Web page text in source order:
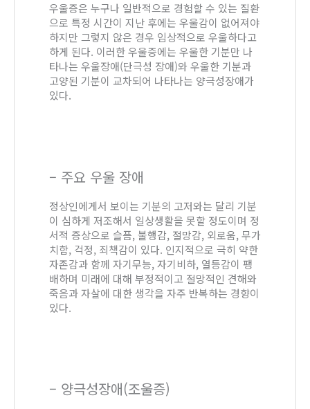
우울증은 누구나 일반적으로 경험할 수 있는 질환
으로 특정 시간이 지난 후에는 우울감이 없어져야
하지만 그렇지 않은 경우 임상적으로 우울하다고
하게 된다. 이러한 우울증에는 우울한 기분만 나
타나는 우울장애(단극성 장애)와 우울한 기분과
고양된 기분이 교차되어 나타나는 양극성장애가
있다.
– 주요 우울 장애
정상인에게서 보이는 기분의 고저와는 달리 기분
이 심하게 저조해서 일상생활을 못할 정도이며 정
서적 증상으로 슬픔, 불행감, 절망감, 외로움, 무가
치함, 걱정, 죄책감이 있다. 인지적으로 극히 약한
자존감과 함께 자기무능, 자기비하, 열등감이 팽
배하며 미래에 대해 부정적이고 절망적인 견해와
죽음과 자살에 대한 생각을 자주 반복하는 경향이
있다.
– 양극성장애(조울증)